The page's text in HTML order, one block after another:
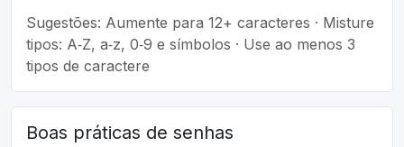
Sugestões: Aumente para 12+ caracteres · Misture
tipos: A‑Z, a‑z, 0‑9 e símbolos · Use ao menos 3
tipos de caractere
Boas práticas de senhas